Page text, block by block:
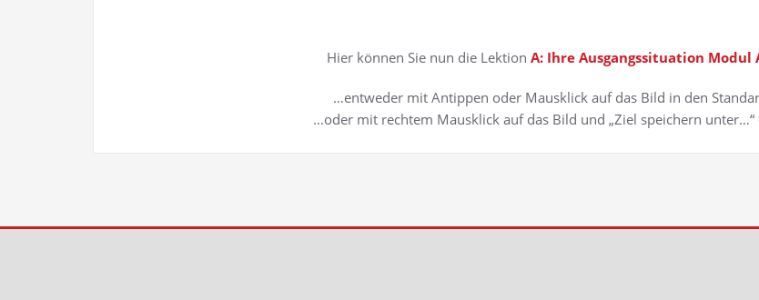
Hier können Sie nun die Lektion A: Ihre Ausgangssituation Modul
…entweder mit Antippen oder Mausklick auf das Bild in den
…oder mit rechtem Mausklick auf das Bild und „Ziel speichern unter…“